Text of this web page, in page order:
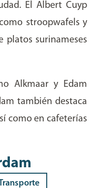
El Albert Cuyp
stroopwafels y
platos surinameses
Alkmaar y Edam
también destaca
como en cafeterías
Transporte